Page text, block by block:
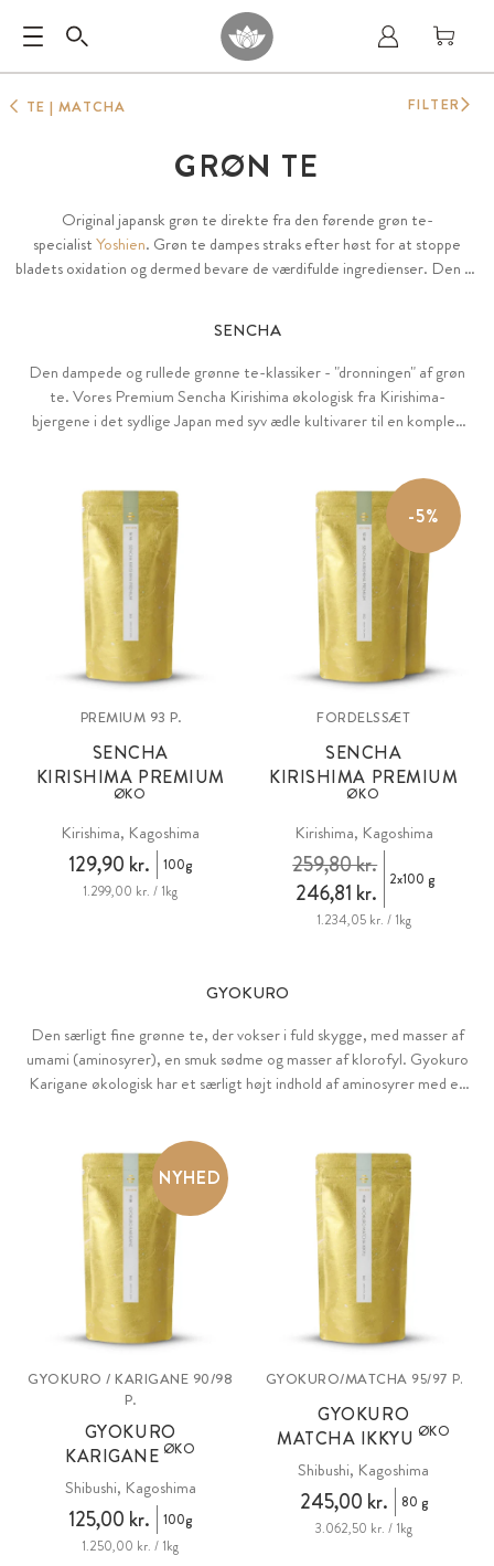
TE | MATCHA
GRØN TE
Original japansk grøn te direkte fra den førende grøn te-
specialistYoshien. Grøn te dampes straks efter høst for at stoppe
bladets oxidation og dermed bevare de værdifulde ingredienser. Den er
SENCHA
Den dampede og rullede grønne te-klassiker - "dronningen" af grøn
te. Vores Premium Sencha Kirishima økologisk fra Kirishima-
bjergene i det sydlige Japan med syv ædle kultivarer til en komplet
PREMIUM 93 P.
SENCHA
KIRISHIMA PREMIUM
ØKO
Kirishima, Kagoshima
129,90 kr.
100g
1.299,00 kr. / 1kg
-5%
FORDELSSÆT
SENCHA
KIRISHIMA PREMIUM
ØKO
Kirishima, Kagoshima
246,81 kr.
259,80 kr. 2x100 g
1.234,05 kr. / 1kg
GYOKURO
Den særligt fine grønne te, der vokser i fuld skygge, med masser af
umami (aminosyrer), en smuk sødme og masser af klorofyl. Gyokuro
Karigane økologisk har et særligt højt indhold af aminosyrer med et
NYHED
GYOKURO / KARIGANE 90/98
P.
GYOKURO
KARIGANE ØKO
Shibushi, Kagoshima
125,00 kr.
100g
1.250,00 kr. / 1kg
GYOKURO/MATCHA 95/97 P.
GYOKURO
MATCHA IKKYU ØKO
Shibushi, Kagoshima
245,00 kr.
80 g
3.062,50 kr. / 1kg
FILTER